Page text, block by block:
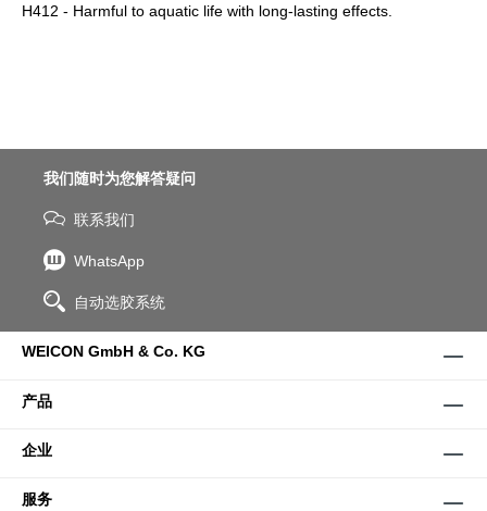
H412 - Harmful to aquatic life with long-lasting effects.
我们随时为您解答疑问
联系我们
WhatsApp
自动选胶系统
WEICON GmbH & Co. KG
产品
企业
服务